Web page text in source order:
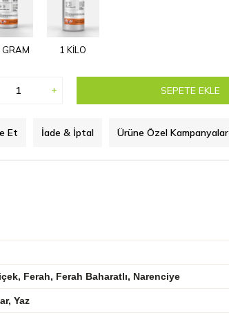
1 KİLO
SEPETE EKLE
Et İade & İptal Ürüne Özel Kampanyalar
Ferah, Ferah Baharatlı, Narenciye
Yaz